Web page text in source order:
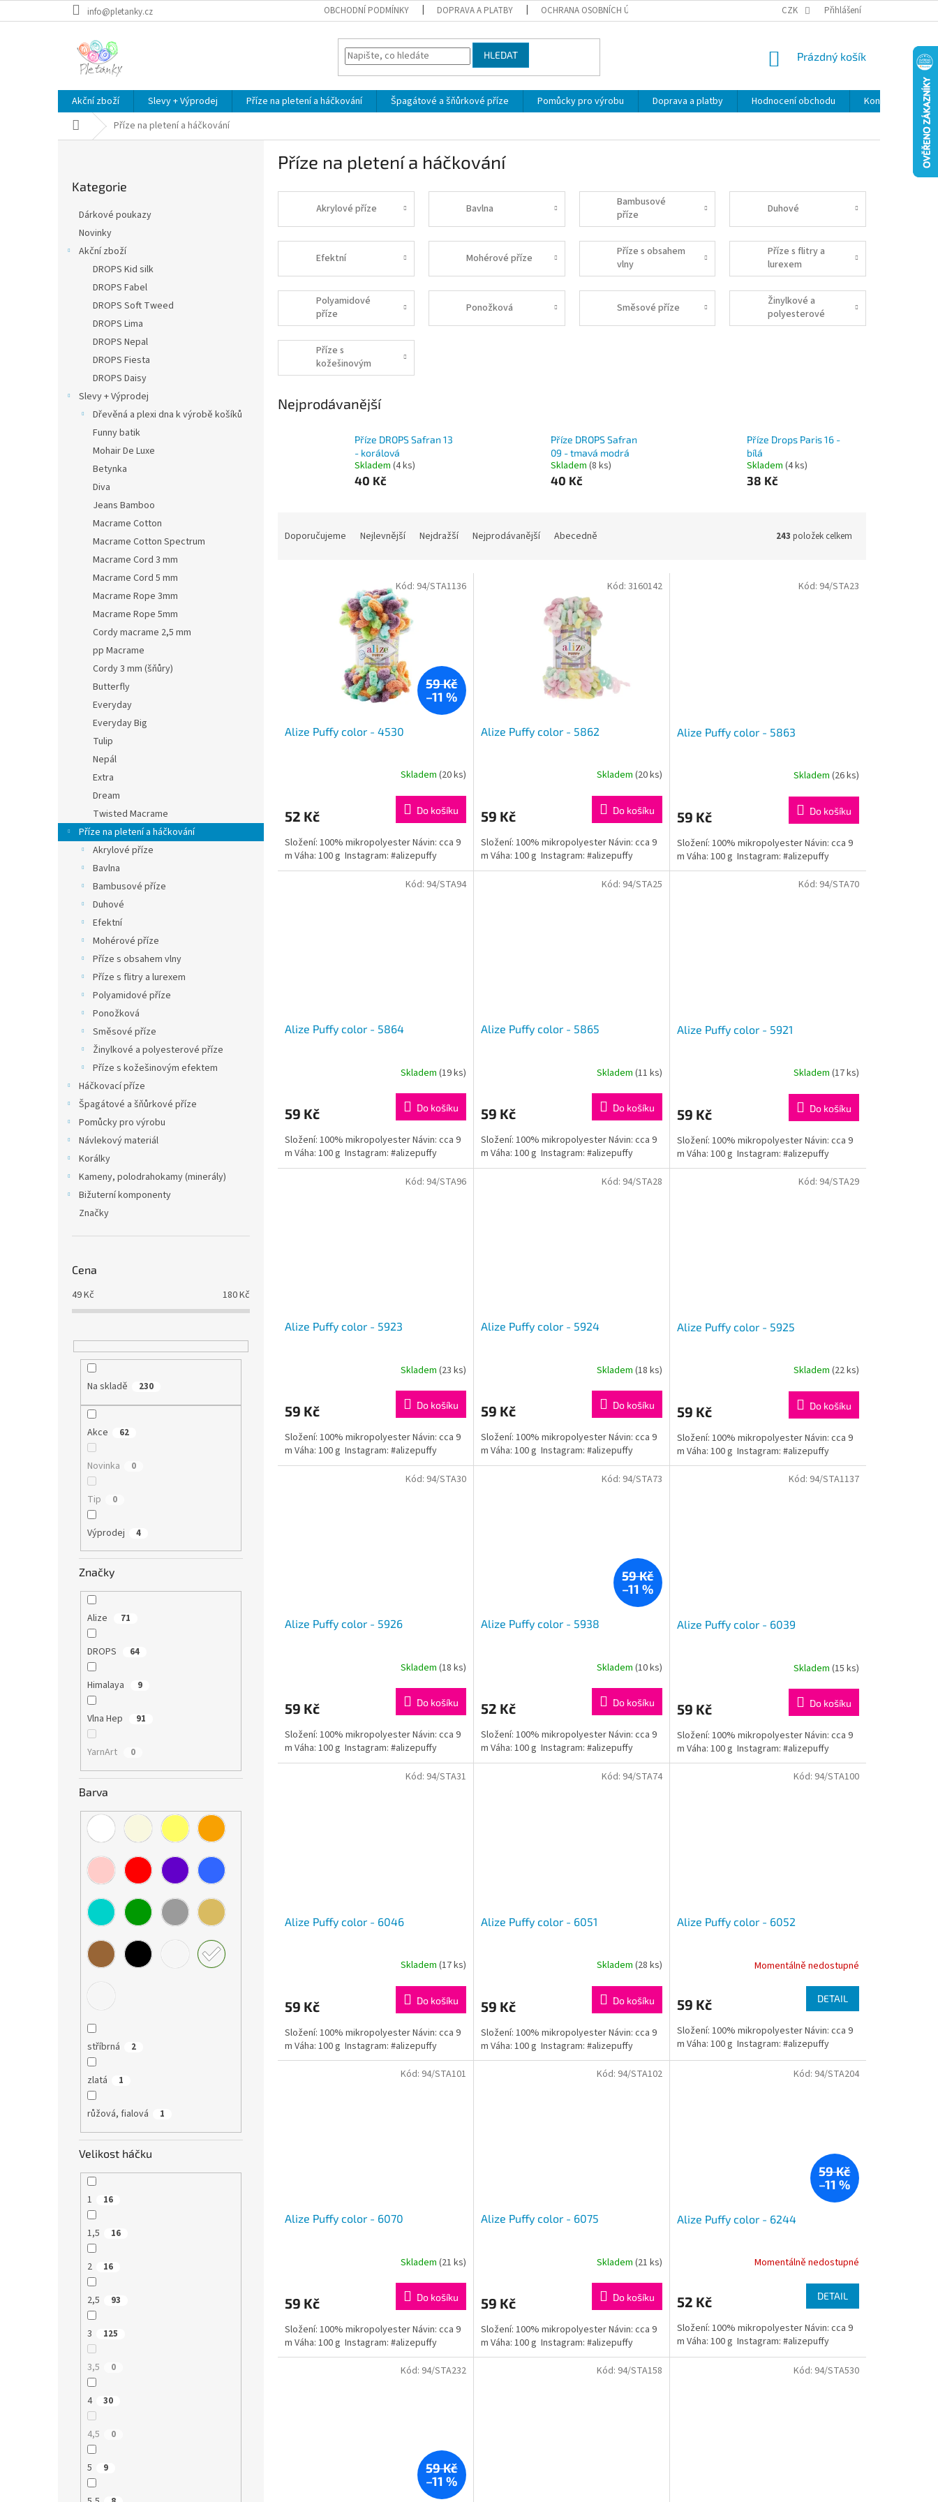
na
info@pletanky.cz OBCHODNÍ PODMÍNKY DOPRAVA A PLATBY OCHRANA OSOBNÍCH ÚDAJŮ CZK Přihlášení
HLEDAT
NÁKUPNÍ
Prázdný košík
Akční zboží Slevy + Výprodej Příze na pletení a háčkování Špagátové a šňůrkové příze Pomůcky pro výrobu Doprava a platby Hodnocení obchodu Kontakty
Domů Příze na pletení a háčkování
kategorie
Kategorie
Dárkové poukazy
Novinky
Akční zboží
DROPS Kid silk
DROPS Fabel
DROPS Soft Tweed
DROPS Lima
DROPS Nepal
DROPS Fiesta
DROPS Daisy
Slevy + Výprodej
Dřevěná a plexi dna k výrobě košíků
Funny batik
Mohair De Luxe
Betynka
Diva
Jeans Bamboo
Macrame Cotton
Macrame Cotton Spectrum
Macrame Cord 3 mm
Macrame Cord 5 mm
Macrame Rope 3mm
Macrame Rope 5mm
Cordy macrame 2,5 mm
pp Macrame
Cordy 3 mm (šňůry)
Butterfly
Everyday
Everyday Big
Tulip
Nepál
Extra
Dream
Twisted Macrame
Příze na pletení a háčkování
Akrylové příze
Bavlna
Bambusové příze
Duhové
Efektní
Mohérové příze
Příze s obsahem vlny
Příze s flitry a lurexem
Polyamidové příze
Ponožková
Směsové příze
Žinylkové a polyesterové příze
Příze s kožešinovým efektem
Háčkovací příze
Špagátové a šňůrkové příze
Pomůcky pro výrobu
Návlekový materiál
Korálky
Kameny, polodrahokamy (minerály)
Bižuterní komponenty
Značky
Cena
49Kč 180Kč
Na skladě 230
Akce 62
Novinka 0
Tip 0
Výprodej 4
Značky
Alize 71
DROPS 64
Himalaya 9
Vlna Hep 91
YarnArt 0
Barva
stříbrná 2
zlatá 1
růžová, fialová 1
Velikost háčku
1 16
1,5 16
2 16
2,5 93
3 125
3,5 0
4 30
4,5 0
5 9
Příze na pletení a háčkování
Akrylové příze Bavlna
Bambusové
příze
Duhové
Efektní Mohérové příze
Příze s obsahem
vlny
Příze s flitry a
lurexem
Polyamidové
příze
Ponožková Směsové příze
Žinylkové a
polyesterové
příze
Příze s
kožešinovým
efektem
Nejprodávanější
Příze DROPS Safran 13
- korálová
Skladem (4 ks)
40 Kč
Příze DROPS Safran
09 - tmavá modrá
Skladem (8 ks)
40 Kč
Příze Drops Paris 16 -
bílá
Skladem (4 ks)
38 Kč
Doporučujeme Nejlevnější Nejdražší Nejprodávanější Abecedně 243 položek celkem
59 Kč
–11 %
Alize Puffy color - 4530
Skladem (20 ks)
52 Kč Do košíku
Složení: 100% mikropolyester Návin: cca 9
m Váha: 100 g Instagram: #alizepuffy
Kód: 94/STA1136
Alize Puffy color - 5862
Skladem (20 ks)
59 Kč Do košíku
Složení: 100% mikropolyester Návin: cca 9
m Váha: 100 g Instagram: #alizepuffy
Kód: 3160142
Alize Puffy color - 5863
Skladem (26 ks)
59 Kč Do košíku
Složení: 100% mikropolyester Návin: cca 9
m Váha: 100 g Instagram: #alizepuffy
Kód: 94/STA23
Alize Puffy color - 5864
je
z
5
hvězdiček.
Skladem (19 ks)
59 Kč Do košíku
Složení: 100% mikropolyester Návin: cca 9
m Váha: 100 g Instagram: #alizepuffy
Kód: 94/STA94
Alize Puffy color - 5865
Skladem (11 ks)
59 Kč Do košíku
Složení: 100% mikropolyester Návin: cca 9
m Váha: 100 g Instagram: #alizepuffy
Kód: 94/STA25
Alize Puffy color - 5921
Skladem (17 ks)
59 Kč Do košíku
Složení: 100% mikropolyester Návin: cca 9
m Váha: 100 g Instagram: #alizepuffy
Kód: 94/STA70
Alize Puffy color - 5923
je
z
5
hvězdiček.
Skladem (23 ks)
59 Kč Do košíku
Složení: 100% mikropolyester Návin: cca 9
m Váha: 100 g Instagram: #alizepuffy
Kód: 94/STA96
Alize Puffy color - 5924
Skladem (18 ks)
59 Kč Do košíku
Složení: 100% mikropolyester Návin: cca 9
m Váha: 100 g Instagram: #alizepuffy
Kód: 94/STA28
Alize Puffy color - 5925
je
z
5
hvězdiček.
Skladem (22 ks)
59 Kč Do košíku
Složení: 100% mikropolyester Návin: cca 9
m Váha: 100 g Instagram: #alizepuffy
Kód: 94/STA29
Alize Puffy color - 5926
Skladem (18 ks)
59 Kč Do košíku
Složení: 100% mikropolyester Návin: cca 9
m Váha: 100 g Instagram: #alizepuffy
Kód: 94/STA30
59 Kč
–11 %
Alize Puffy color - 5938
Skladem (10 ks)
52 Kč Do košíku
Složení: 100% mikropolyester Návin: cca 9
m Váha: 100 g Instagram: #alizepuffy
Kód: 94/STA73
Alize Puffy color - 6039
Skladem (15 ks)
59 Kč Do košíku
Složení: 100% mikropolyester Návin: cca 9
m Váha: 100 g Instagram: #alizepuffy
Kód: 94/STA1137
Alize Puffy color - 6046
Skladem (17 ks)
59 Kč Do košíku
Složení: 100% mikropolyester Návin: cca 9
m Váha: 100 g Instagram: #alizepuffy
Kód: 94/STA31
Alize Puffy color - 6051
Skladem (28 ks)
59 Kč Do košíku
Složení: 100% mikropolyester Návin: cca 9
m Váha: 100 g Instagram: #alizepuffy
Kód: 94/STA74
Alize Puffy color - 6052
je
z
5
hvězdiček.
Momentálně nedostupné
59 Kč DETAIL
Složení: 100% mikropolyester Návin: cca 9
m Váha: 100 g Instagram: #alizepuffy
Kód: 94/STA100
Alize Puffy color - 6070
je
z
5
hvězdiček.
Skladem (21 ks)
59 Kč Do košíku
Složení: 100% mikropolyester Návin: cca 9
m Váha: 100 g Instagram: #alizepuffy
Kód: 94/STA101
Alize Puffy color - 6075
je
z
5
hvězdiček.
Skladem (21 ks)
59 Kč Do košíku
Složení: 100% mikropolyester Návin: cca 9
m Váha: 100 g Instagram: #alizepuffy
Kód: 94/STA102
59 Kč
–11 %
Alize Puffy color - 6244
Momentálně nedostupné
52 Kč DETAIL
Složení: 100% mikropolyester Návin: cca 9
m Váha: 100 g Instagram: #alizepuffy
Kód: 94/STA204
59 Kč
–11 %
Kód: 94/STA232 Kód: 94/STA158 Kód: 94/STA530